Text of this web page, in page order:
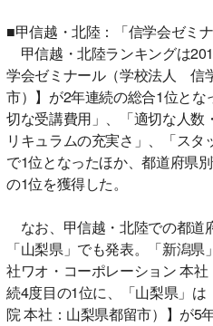
■甲信越・北陸：「信学会ゼミ
甲信越・北陸ランキングは
学会ゼミナール（学校法人 信
市）】が2年連続の総合1位と
切な受講費用」、「適切な人数
リキュラムの充実さ」、「スタ
で1位となったほか、都道府県
の1位を獲得した。
なお、甲信越・北陸での都道
「山梨県」でも発表。「新潟
社ワオ・コーポレーション 本
続4度目の1位に、「山梨県」
院 本社：山梨県都留市）】が5